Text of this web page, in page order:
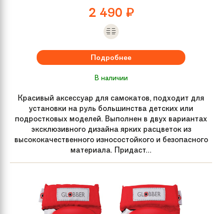
2 490 ₽
Подробнее
В наличии
Красивый аксессуар для самокатов, подходит для
установки на руль большинства детских или
подростковых моделей. Выполнен в двух вариантах
эксклюзивного дизайна ярких расцветок из
высококачественного износостойкого и безопасного
материала. Придаст...